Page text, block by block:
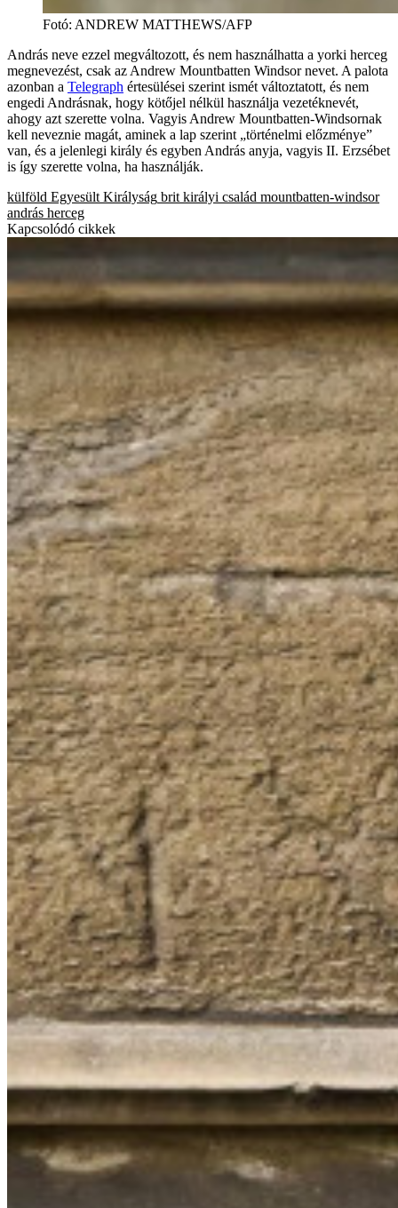
Fotó: ANDREW MATTHEWS/AFP
András neve ezzel megváltozott, és nem használhatta a yorki herceg
megnevezést, csak az Andrew Mountbatten Windsor nevet. A palota
azonban a Telegraph értesülései szerint ismét változtatott, és nem
engedi Andrásnak, hogy kötőjel nélkül használja vezetéknevét,
ahogy azt szerette volna. Vagyis Andrew Mountbatten-Windsornak
kell neveznie magát, aminek a lap szerint „történelmi előzménye”
van, és a jelenlegi király és egyben András anyja, vagyis II. Erzsébet
is így szerette volna, ha használják.
külföld Egyesült Királyság brit királyi család mountbatten-windsor
andrás herceg
Kapcsolódó cikkek